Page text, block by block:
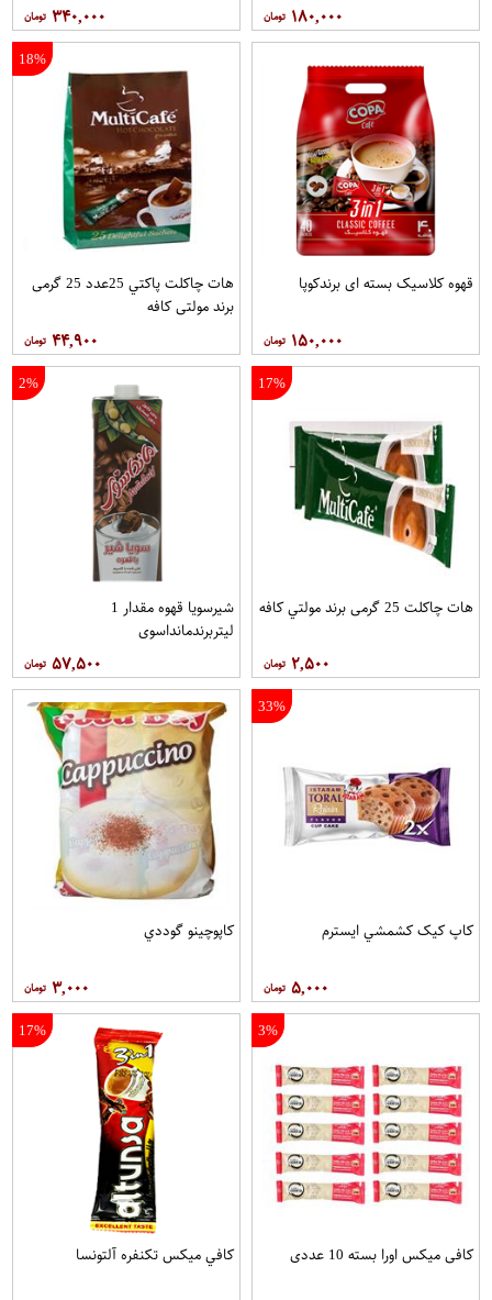
۱۸۰,۰۰۰ ۳۴۰,۰۰۰
قهوه کلاسيک بسته ای برندکوپا
۱۵۰,۰۰۰
18%
هات چاکلت پاکتي 25عدد 25 گرمی
برند مولتي کافه
۴۴,۹۰۰
17%
هات چاکلت 25 گرمی برند مولتي کافه
۲,۵۰۰
2%
شیرسویا قهوه مقدار 1
لیتربرندمانداسوی
۵۷,۵۰۰
33%
کاپ کيک کشمشي ايسترم
۵,۰۰۰
کاپوچينو گوددي
۳,۰۰۰
3%
کافی میکس اورا بسته 10 عددی
17%
کافي ميکس تکنفره آلتونسا